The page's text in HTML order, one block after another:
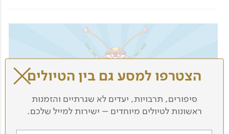
הצטרפו למסע גם בין הטיולים
סיפורים, תרבויות, יעדים לא שגרתיים והזמנות
ראשונות לטיולים מיוחדים – ישירות למייל שלכם.